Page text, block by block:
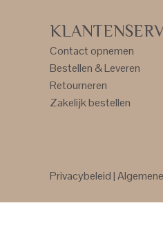
Contact opnemen
Bestellen & Leveren
Retourneren
Zakelijk bestellen
Privacybeleid|